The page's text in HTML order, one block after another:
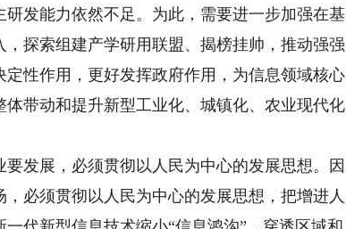
发能力依然不足。为此，需要进一步加强在基
探索组建产学研用联盟、揭榜挂帅，推动强强
性作用，更好发挥政府作用，为信息领域核心
带动和提升新型工业化、城镇化、农业现代化
发展，必须贯彻以人民为中心的发展思想。因
必须贯彻以人民为中心的发展思想，把增进人